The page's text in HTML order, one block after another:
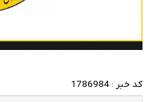
کد خبر : 1786984